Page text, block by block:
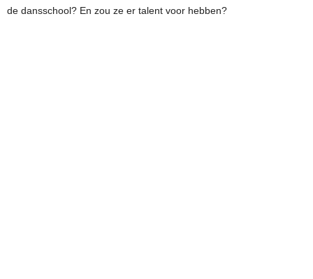
de dansschool? En zou ze er talent voor hebben?